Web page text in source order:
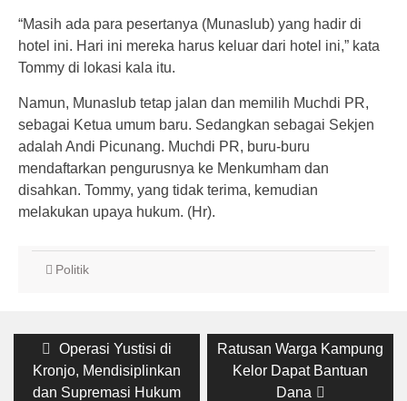
“Masih ada para pesertanya (Munaslub) yang hadir di
hotel ini. Hari ini mereka harus keluar dari hotel ini,” kata
Tommy di lokasi kala itu.
Namun, Munaslub tetap jalan dan memilih Muchdi PR,
sebagai Ketua umum baru. Sedangkan sebagai Sekjen
adalah Andi Picunang. Muchdi PR, buru-buru
mendaftarkan pengurusnya ke Menkumham dan
disahkan. Tommy, yang tidak terima, kemudian
melakukan upaya hukum. (Hr).
Politik
Post
navigation
Previous
post:
Operasi Yustisi di
Kronjo, Mendisiplinkan
dan Supremasi Hukum
Next
post:
Ratusan Warga Kampung
Kelor Dapat Bantuan
Dana